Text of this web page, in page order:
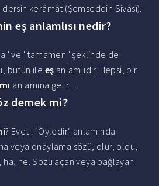
dersin kerâmât (Şemseddin Sivâsî).
eş anlamlısı nedir?
ve ''tamamen'' şeklinde de
bütün ile eş anlamlıdır. Hepsi, bir
anlamına gelir. ...
demek mi?
? Evet : "Öyledir" anlamında
veya onaylama sözü, olur, oldu,
ha, he. Sözü açan veya bağlayan